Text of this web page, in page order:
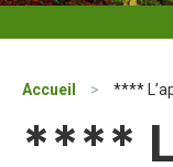
Accueil > ****
****